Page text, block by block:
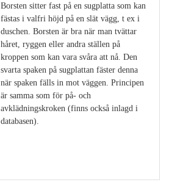
Borsten sitter fast på en sugplatta som kan
fästas i valfri höjd på en slät vägg, t ex i
duschen. Borsten är bra när man tvättar
håret, ryggen eller andra ställen på
kroppen som kan vara svåra att nå. Den
svarta spaken på sugplattan fäster denna
när spaken fälls in mot väggen. Principen
är samma som för på- och
avklädningskroken (finns också inlagd i
databasen).